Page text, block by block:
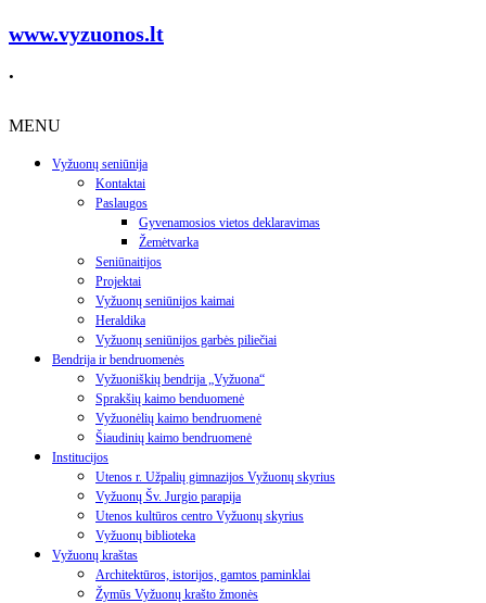
www.vyzuonos.lt
.
MENU
Vyžuonų seniūnija
Kontaktai
Paslaugos
Gyvenamosios vietos deklaravimas
Žemėtvarka
Seniūnaitijos
Projektai
Vyžuonų seniūnijos kaimai
Heraldika
Vyžuonų seniūnijos garbės piliečiai
Bendrija ir bendruomenės
Vyžuoniškių bendrija „Vyžuona“
Sprakšių kaimo benduomenė
Vyžuonėlių kaimo bendruomenė
Šiaudinių kaimo bendruomenė
Institucijos
Utenos r. Užpalių gimnazijos Vyžuonų skyrius
Vyžuonų Šv. Jurgio parapija
Utenos kultūros centro Vyžuonų skyrius
Vyžuonų biblioteka
Vyžuonų kraštas
Architektūros, istorijos, gamtos paminklai
Žymūs Vyžuonų krašto žmonės